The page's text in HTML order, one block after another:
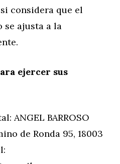
si considera que el
se ajusta a la
ejercer sus
ANGEL BARROSO
de Ronda 95, 18003